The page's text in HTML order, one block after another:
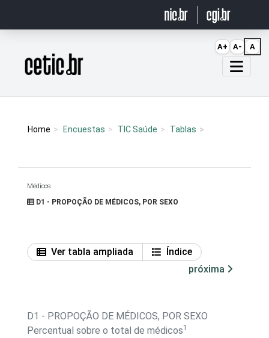
Página inicial
Home Encuestas TIC Saúde Tablas
Médicos
D1 - PROPOÇÃO DE MÉDICOS, POR SEXO
Ver tabla ampliada
Índice
próxima
D1 - PROPOÇÃO DE MÉDICOS, POR SEXO
Percentual sobre o total de médicos1
A+ A- A